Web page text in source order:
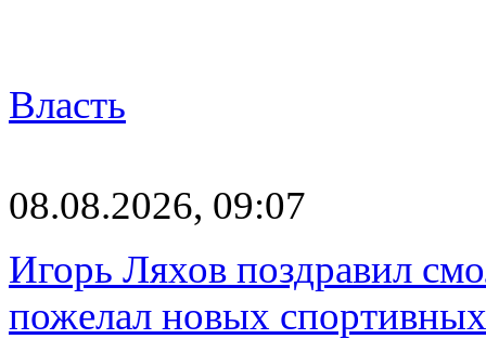
Власть
08.08.2026, 09:07
Игорь Ляхов поздравил
пожелал новых